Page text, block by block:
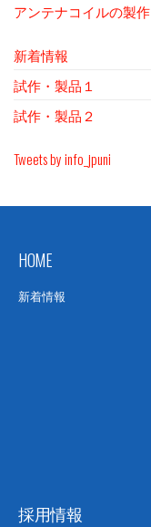
アンテナコイルの製作
新着情報
試作・製品１
試作・製品２
Tweets by info_jpuni
HOME
新着情報
採用情報